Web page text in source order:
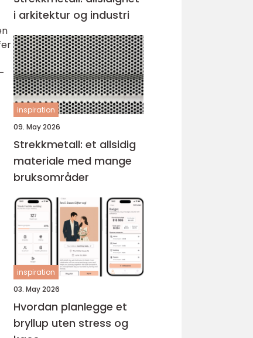
i arkitektur og industri
inspiration
09. May 2026
Strekkmetall: et allsidig
materiale med mange
bruksområder
inspiration
03. May 2026
Hvordan planlegge et
bryllup uten stress og